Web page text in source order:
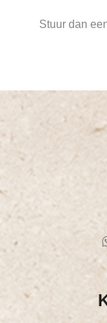
Stuur dan